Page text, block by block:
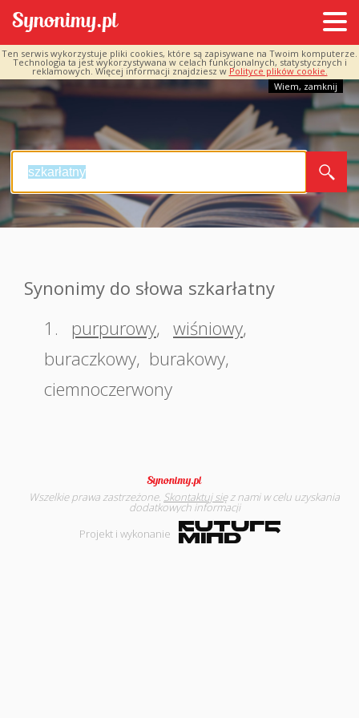
Ten serwis wykorzystuje pliki cookies, które są zapisywane na Twoim komputerze.
Technologia ta jest wykorzystywana w celach funkcjonalnych, statystycznych i
reklamowych. Więcej informacji znajdziesz w Polityce plików cookie.
Wiem, zamknij
Synonimy do słowa szkarłatny
1.
purpurowy, wiśniowy,
buraczkowy, burakowy,
ciemnoczerwony
Wszelkie prawa zastrzeżone. Skontaktuj sięz nami w celu uzyskania
dodatkowych informacji
Projekt i wykonanie